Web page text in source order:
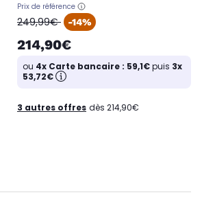
Prix de référence
oldPrice
249,99€ -14%
214,90€
ou 4x Carte bancaire : 59,1€puis 3x
53,72€
3 autres offres dès 214,90€